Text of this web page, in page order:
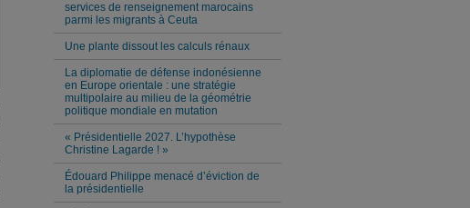
services de renseignement marocains
parmi les migrants à Ceuta
Une plante dissout les calculs rénaux
La diplomatie de défense indonésienne
en Europe orientale : une stratégie
multipolaire au milieu de la géométrie
politique mondiale en mutation
« Présidentielle 2027. L’hypothèse
Christine Lagarde ! »
Édouard Philippe menacé d’éviction de
la présidentielle